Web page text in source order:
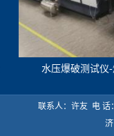
水压爆破测试仪
联系人：许友 电 话